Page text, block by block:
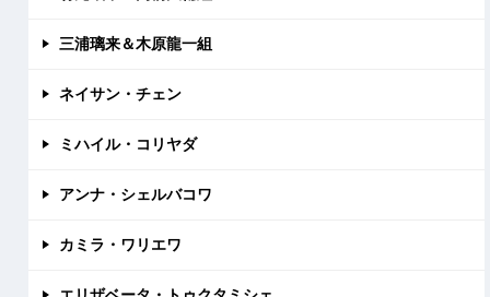
三浦璃来＆木原龍一組
ネイサン・チェン
ミハイル・コリヤダ
アンナ・シェルバコワ
カミラ・ワリエワ